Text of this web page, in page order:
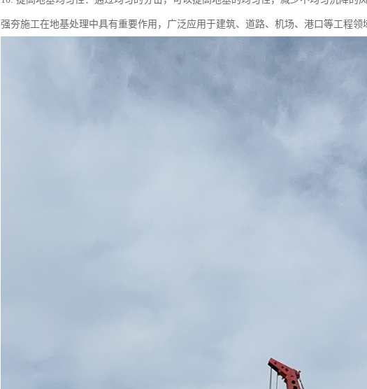
强夯施工在地基处理中具有重要作用，广泛应用于建筑、道路、机场、港口等工程领